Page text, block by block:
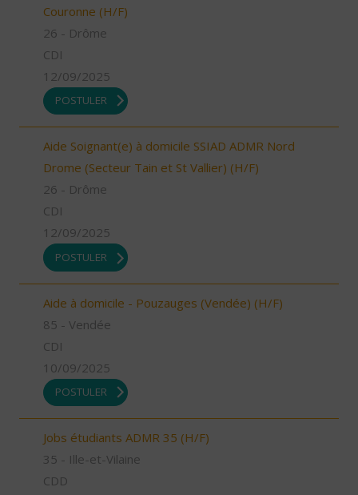
Couronne (H/F)
26 - Drôme
CDI
12/09/2025
POSTULER
Aide Soignant(e) à domicile SSIAD ADMR Nord
Drome (Secteur Tain et St Vallier) (H/F)
26 - Drôme
CDI
12/09/2025
POSTULER
Aide à domicile - Pouzauges (Vendée) (H/F)
85 - Vendée
CDI
10/09/2025
POSTULER
Jobs étudiants ADMR 35 (H/F)
35 - Ille-et-Vilaine
CDD